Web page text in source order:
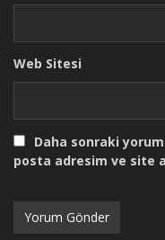
Web Sitesi
Daha sonraki
posta adresim ve site